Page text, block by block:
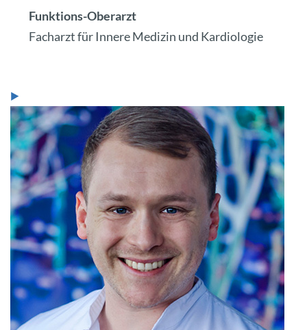
Funktions-Oberarzt
Facharzt für Innere Medizin und Kardiologie